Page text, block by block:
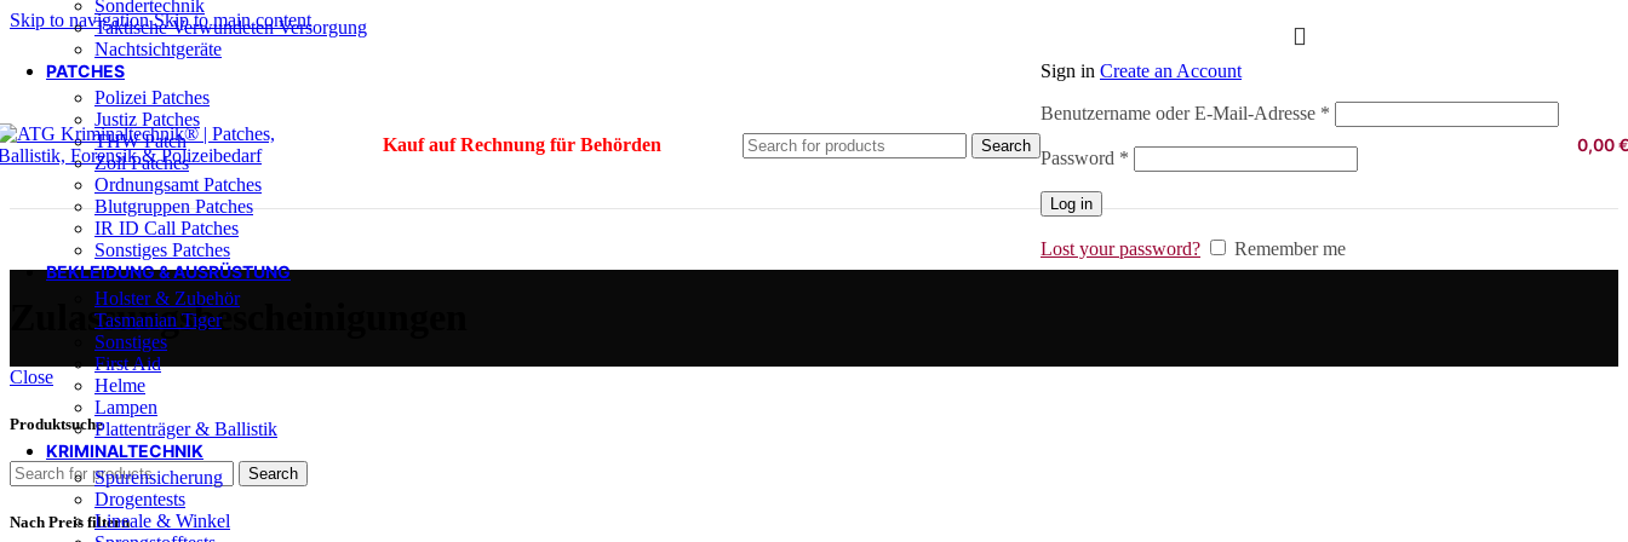
Skip to navigationSkip to main content
Kauf auf Rechnung für Behörden Search
Sign in Create an Account
Benutzername oder E-Mail-Adresse *
Password *
Log in
Lost your password? Remember me
0,00
Sondertechnik
Taktische Verwundeten Versorgung
Nachtsichtgeräte
PATCHES
Polizei Patches
Justiz Patches
THW Patch
Zoll Patches
Ordnungsamt Patches
Blutgruppen Patches
IR ID Call Patches
Sonstiges Patches
BEKLEIDUNG & AUSRÜSTUNG
Holster & Zubehör
Tasmanian Tiger
Sonstiges
First Aid
Helme
Lampen
Plattenträger & Ballistik
KRIMINALTECHNIK
Spurensicherung
Drogentests
Lineale & Winkel
Zulassungsbescheinigungen
Close
Produktsuche
Search
Nach Preis filtern